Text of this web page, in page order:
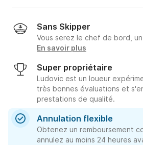
Sans Skipper
Vous serez le chef de bord,
En savoir plus
Super propriétaire
Ludovic est un loueur
très bonnes évaluations et
prestations de qualité.
Annulation flexible
Obtenez un remboursement
annulez au moins 24 heures